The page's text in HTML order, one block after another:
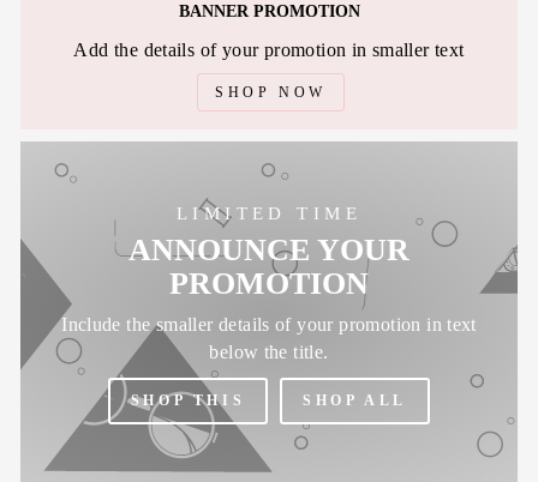
BANNER PROMOTION
Add the details of your promotion in smaller text
SHOP NOW
LIMITED TIME
ANNOUNCE YOUR
PROMOTION
Include the smaller details of your promotion in text
below the title.
SHOP THIS SHOP ALL